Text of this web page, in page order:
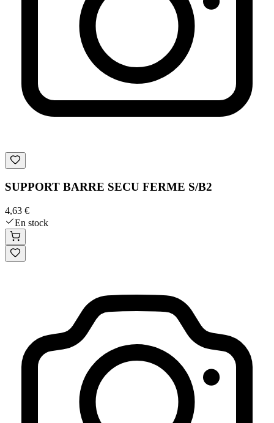
SUPPORT BARRE SECU FERME S/B2
4,63 €
En stock